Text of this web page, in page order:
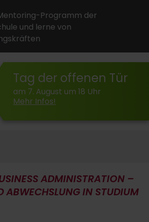
Programm der
und lerne von
Tag der offenen Tür
am 7. August um 18 Uhr
Mehr Infos!
ADMINISTRATION –
ABWECHSLUNG IN STUDIUM